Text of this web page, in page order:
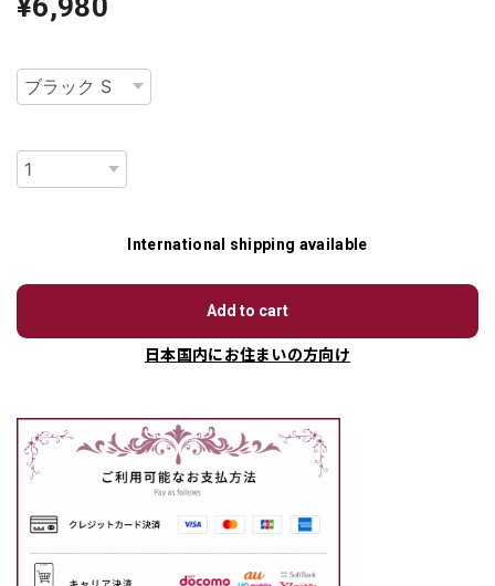
International shipping available
Add to cart
日本国内にお住まいの方向け